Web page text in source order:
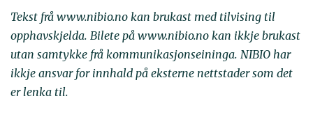
Tekst frå www.nibio.no kan brukast med tilvising til
opphavskjelda. Bilete på www.nibio.no kan ikkje brukast
utan samtykke frå kommunikasjonseininga. NIBIO har
ikkje ansvar for innhald på eksterne nettstader som det
er lenka til.